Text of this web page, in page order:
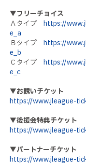
▼フリーチョイス
Ａタイプ https://
e_a
Ｂタイプ https://
e_b
Ｃタイプ https://
e_c
▼お誘いチケット
https://www.jleague-
▼後援会特典チケット
https://www.jleague-
▼パートナーチケット
https://www.jleague-